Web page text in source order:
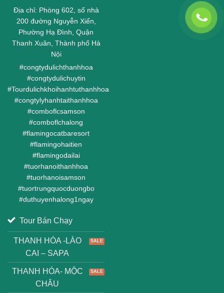
Địa chỉ: Phòng 602, số nhà
200 đường Nguyễn Xiển,
Phường Hạ Đình, Quận
Thanh Xuân, Thành phố Hà
Nội
#congtydulichthanhhoa
#congtydulichuytin
#Tourdulichkhoihanhtuthanhhoa
#congtylyhanhtaithanhhoa
#comboflcsamson
#comboflchalong
#flamingocatbaresort
#flamingohaitien
#flamingodailai
#tuorhanoithanhhoa
#tuorhanoisamson
#tuortrungquocduongbo
#duthuyenhalong1ngay
Tour Bán Chạy
THANH HÓA -LÀO
CAI – SAPA
THANH HÓA- MỘC
CHÂU